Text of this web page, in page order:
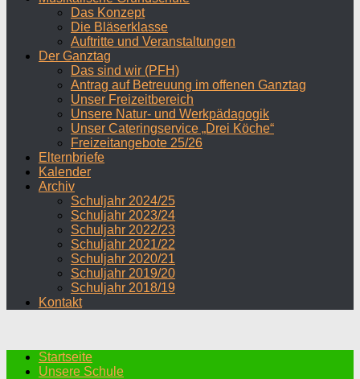
Das Konzept
Die Bläserklasse
Auftritte und Veranstaltungen
Der Ganztag
Das sind wir (PFH)
Antrag auf Betreuung im offenen Ganztag
Unser Freizeitbereich
Unsere Natur- und Werkpädagogik
Unser Cateringservice „Drei Köche“
Freizeitangebote 25/26
Elternbriefe
Kalender
Archiv
Schuljahr 2024/25
Schuljahr 2023/24
Schuljahr 2022/23
Schuljahr 2021/22
Schuljahr 2020/21
Schuljahr 2019/20
Schuljahr 2018/19
Kontakt
Startseite
Unsere Schule